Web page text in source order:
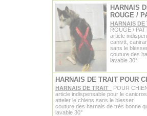
HARNAIS
ROUGE /
HARNAIS
ROUGE /
article
canivtt,
sans le
couture des
lavable 30°
HARNAIS DE TRAIT POUR
HARNAIS DE TRAIT
POUR
article indispensable pour le
atteler le chiens sans le blesser
couture des harnais de très bonne
lavable 30°